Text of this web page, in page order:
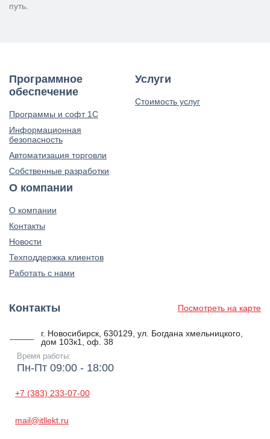
путь.
Программное
обеспечение
Программы и софт 1С
Информационная
безопасность
Автоматизация торговли
Собственные разработки
Услуги
Стоимость услуг
О компании
О компании
Контакты
Новости
Техподдержка клиентов
Работать с нами
Контакты
г. Новосибирск, 630129, ул. Богдана хмельницкого,
дом 103к1, оф. 38
Время работы:
Пн-Пт 09:00 - 18:00
+7 (383) 233-07-00
mail@itllekt.ru
Посмотреть на карте